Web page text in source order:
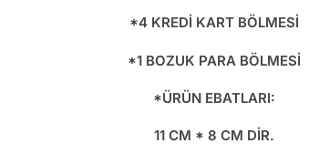
*4 KREDİ KART BÖLMESİ
*1 BOZUK PARA BÖLMESİ
*ÜRÜN EBATLARI:
11 CM * 8 CM DİR.